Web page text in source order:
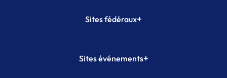
Sites fédéraux+
Plateforme Formation
Sites événements+